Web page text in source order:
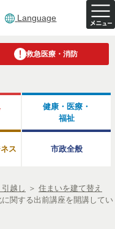
Language
救急医療・消防
健康・医療・
福祉
ス 市政全般
越し ＞ 住まいを建て替え
関する出前講座を開講してい